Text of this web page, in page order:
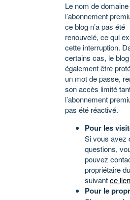
Le nom de
l’abonnement
ce blog n’a pas été
renouvelé, ce qui
cette interruption.
certains cas, le
également être
un mot de passe,
son accès limité
l’abonnement
pas été réactivé.
Pour les
Si vous avez
questions,
pouvez
propriétaire
suivantce lien
Pour le